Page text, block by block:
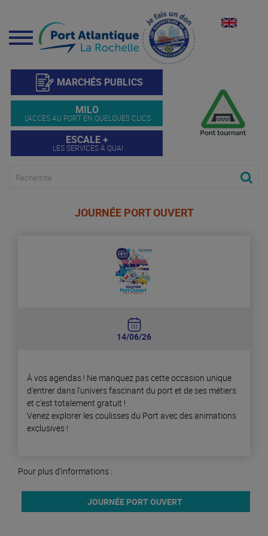
Menu
MARCHÉS PUBLICS
MILO
L'ACCÈS AU PORT EN QUELQUES CLICS
ESCALE +
LES SERVICES À QUAI
JOURNÉE PORT OUVERT
14/06/26
À vos agendas ! Ne manquez pas cette occasion unique
d'entrer dans l'univers fascinant du port et de ses métiers
et c'est totalement gratuit !
Venez explorer les coulisses du Port avec des animations
exclusives !
Pour plus d'informations :
JOURNÉE PORT OUVERT